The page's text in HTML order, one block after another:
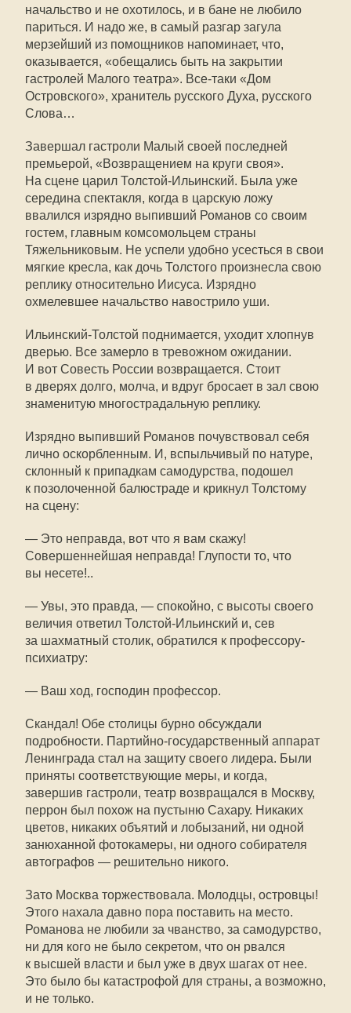
начальство и не охотилось, и в бане не любило
париться. И надо же, в самый разгар загула
мерзейший из помощников напоминает, что,
оказывается, «обещались быть на закрытии
гастролей Малого театра». Все-таки «Дом
Островского», хранитель русского Духа, русского
Слова…
Завершал гастроли Малый своей последней
премьерой, «Возвращением на круги своя».
На сцене царил Толстой-Ильинский. Была уже
середина спектакля, когда в царскую ложу
ввалился изрядно выпивший Романов со своим
гостем, главным комсомольцем страны
Тяжельниковым. Не успели удобно усесться в свои
мягкие кресла, как дочь Толстого произнесла свою
реплику относительно Иисуса. Изрядно
охмелевшее начальство навострило уши.
Ильинский-Толстой поднимается, уходит хлопнув
дверью. Все замерло в тревожном ожидании.
И вот Совесть России возвращается. Стоит
в дверях долго, молча, и вдруг бросает в зал свою
знаменитую многострадальную реплику.
Изрядно выпивший Романов почувствовал себя
лично оскорбленным. И, вспыльчивый по натуре,
склонный к припадкам самодурства, подошел
к позолоченной балюстраде и крикнул Толстому
на сцену:
— Это неправда, вот что я вам скажу!
Совершеннейшая неправда! Глупости то, что
вы несете!..
— Увы, это правда, — спокойно, с высоты своего
величия ответил Толстой-Ильинский и, сев
за шахматный столик, обратился к профессору-
психиатру:
— Ваш ход, господин профессор.
Скандал! Обе столицы бурно обсуждали
подробности. Партийно-государственный аппарат
Ленинграда стал на защиту своего лидера. Были
приняты соответствующие меры, и когда,
завершив гастроли, театр возвращался в Москву,
перрон был похож на пустыню Сахару. Никаких
цветов, никаких объятий и лобызаний, ни одной
занюханной фотокамеры, ни одного собирателя
автографов — решительно никого.
Зато Москва торжествовала. Молодцы, островцы!
Этого нахала давно пора поставить на место.
Романова не любили за чванство, за самодурство,
ни для кого не было секретом, что он рвался
к высшей власти и был уже в двух шагах от нее.
Это было бы катастрофой для страны, а возможно,
и не только.